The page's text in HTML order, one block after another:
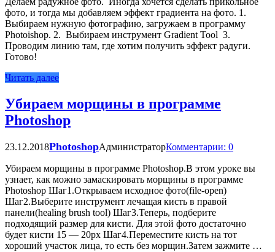
фото, и тогда мы добавляем эффект градиента на фото. 1.
Выбираем нужную фотографию, загружаем в программу
Photoishop. 2. Выбираем инструмент Gradient Tool 3.
Проводим линию там, где хотим получить эффект радуги.
Готово!
Читать далее
Убираем морщины в программе
Photoshop
23.12.2018PhotoshopАдминистраторКомментарии: 0
Убираем морщины в программе Photoshop.В этом уроке вы
узнает, как можно замаскировать морщины в программе
Photoshop Шаг1.Открываем исходное фото(file-open)
Шаг2.Выберите инструмент лечащая кисть в правой
панели(healing brush tool) Шаг3.Теперь, подберите
подходящий размер для кисти. Для этой фото достаточно
будет кисти 15 — 20px Шаг4.Переместите кисть на тот
хороший участок лица, то есть без морщин.Затем зажмите …